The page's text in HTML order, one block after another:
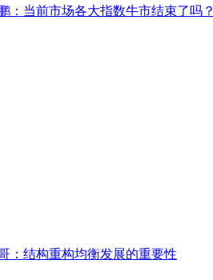
：当前市场各大指数牛市结束了吗？
：结构重构均衡发展的重要性